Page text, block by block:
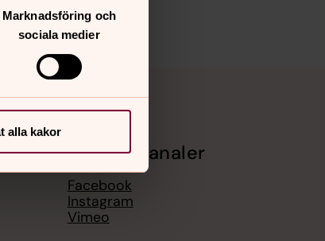
Marknadsföring och
sociala medier
alla kakor
Sociala kanaler
Facebook
Instagram
Vimeo